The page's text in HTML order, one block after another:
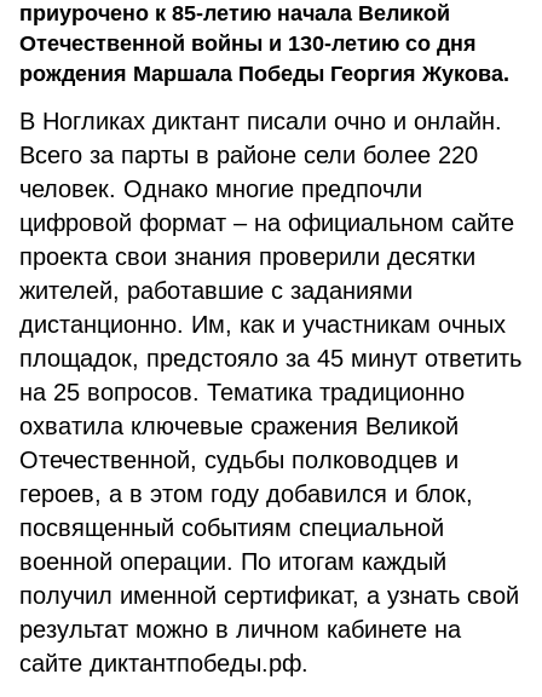
приурочено к 85-летию начала Великой
Отечественной войны и 130-летию со дня
рождения Маршала Победы Георгия Жукова.
В Ногликах диктант писали очно и онлайн.
Всего за парты в районе сели более 220
человек. Однако многие предпочли
цифровой формат – на официальном сайте
проекта свои знания проверили десятки
жителей, работавшие с заданиями
дистанционно. Им, как и участникам очных
площадок, предстояло за 45 минут ответить
на 25 вопросов. Тематика традиционно
охватила ключевые сражения Великой
Отечественной, судьбы полководцев и
героев, а в этом году добавился и блок,
посвященный событиям специальной
военной операции. По итогам каждый
получил именной сертификат, а узнать свой
результат можно в личном кабинете на
сайте диктантпобеды.рф.